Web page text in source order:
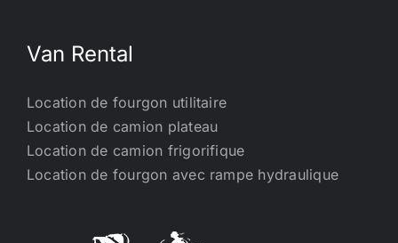
Van Rental
Location de fourgon utilitaire
Location de camion plateau
Location de camion frigorifique
Location de fourgon avec rampe hydraulique